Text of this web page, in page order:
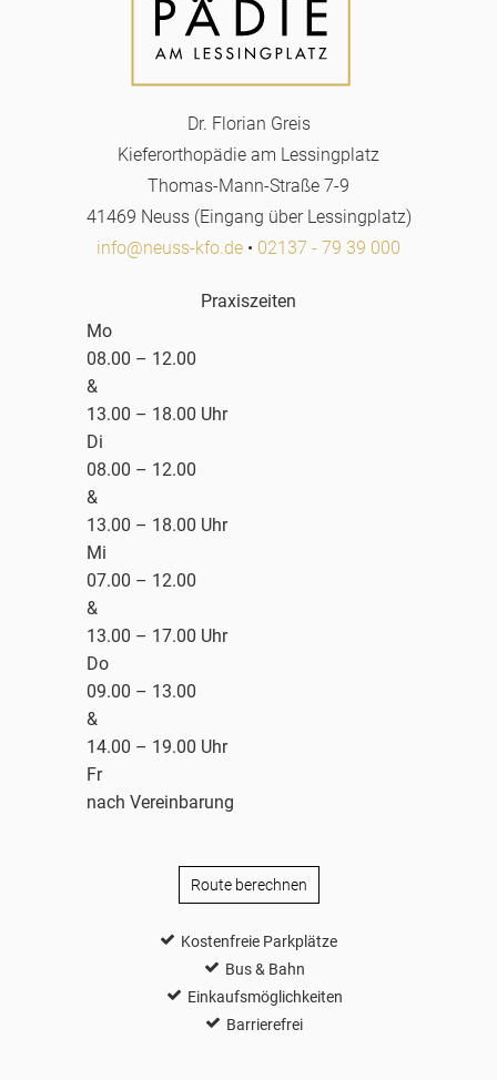
Dr. Florian Greis
Kieferorthopädie am Lessingplatz
Thomas-Mann-Straße 7-9
41469 Neuss (Eingang über Lessingplatz)
info@neuss-kfo.de • 02137 - 79 39 000
Praxiszeiten
Mo
08.00 – 12.00
&
13.00 – 18.00 Uhr
Di
08.00 – 12.00
&
13.00 – 18.00 Uhr
Mi
07.00 – 12.00
&
13.00 – 17.00 Uhr
Do
09.00 – 13.00
&
14.00 – 19.00 Uhr
Fr
nach Vereinbarung
Route berechnen
Kostenfreie Parkplätze
Bus & Bahn
Einkaufsmöglichkeiten
Barrierefrei